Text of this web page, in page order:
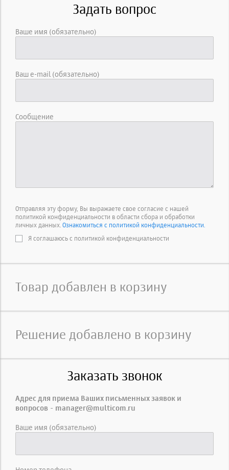
Задать вопрос
Ваше имя (обязательно)
Ваш e-mail (обязательно)
Сообщение
Отправляя эту форму, Вы выражаете свое согласие с нашей
политикой конфиденциальности в области сбора и обработки
личных данных. Ознакомиться с политикой конфиденциальности.
Я соглашаюсь с политикой конфиденциальности
Товар добавлен в корзину
Решение добавлено в корзину
Заказать звонок
Адрес для приема Ваших письменных заявок и
вопросов - manager@multicom.ru
Ваше имя (обязательно)